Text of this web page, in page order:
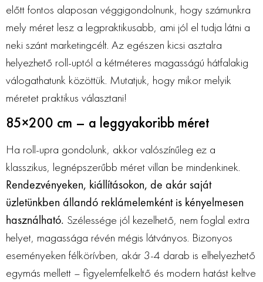
előtt fontos alaposan véggigondolnunk, hogy számunkra
mely méret lesz a legpraktikusabb, ami jól el tudja látni a
neki szánt marketingcélt. Az egészen kicsi asztalra
helyezhető roll-uptól a kétméteres magasságú hátfalakig
válogathatunk közöttük. Mutatjuk, hogy mikor melyik
méretet praktikus választani!
85×200 cm – a leggyakoribb méret
Ha roll-upra gondolunk, akkor valószínűleg ez a
klasszikus, legnépszerűbb méret villan be mindenkinek.
Rendezvényeken, kiállításokon, de akár saját
üzletünkben állandó reklámelemként is kényelmesen
használható. Szélessége jól kezelhető, nem foglal extra
helyet, magassága révén mégis látványos. Bizonyos
eseményeken félkörívben, akár 3-4 darab is elhelyezhető
egymás mellett – figyelemfelkeltő és modern hatást keltve